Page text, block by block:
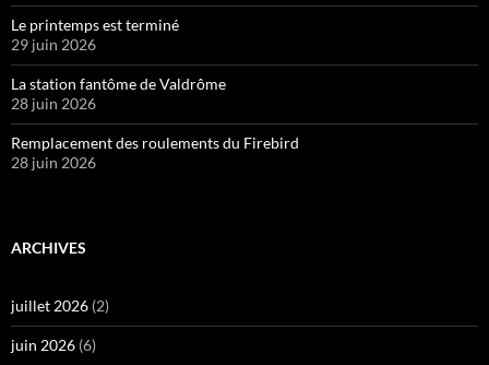
Le printemps est terminé
29 juin 2026
La station fantôme de Valdrôme
28 juin 2026
Remplacement des roulements du Firebird
28 juin 2026
ARCHIVES
juillet 2026 (2)
juin 2026 (6)